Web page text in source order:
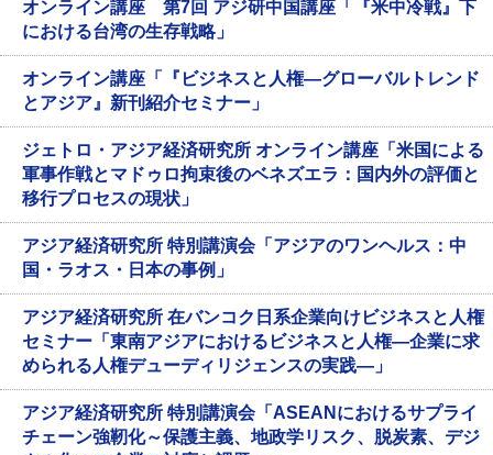
オンライン講座 第7回 アジ研中国講座「『米中冷戦』下
における台湾の生存戦略」
オンライン講座「『ビジネスと人権―グローバルトレンド
とアジア』新刊紹介セミナー」
ジェトロ・アジア経済研究所 オンライン講座「米国による
軍事作戦とマドゥロ拘束後のベネズエラ：国内外の評価と
移行プロセスの現状」
アジア経済研究所 特別講演会「アジアのワンヘルス：中
国・ラオス・日本の事例」
アジア経済研究所 在バンコク日系企業向けビジネスと人権
セミナー「東南アジアにおけるビジネスと人権―企業に求
められる人権デューディリジェンスの実践―」
アジア経済研究所 特別講演会「ASEANにおけるサプライ
チェーン強靭化～保護主義、地政学リスク、脱炭素、デジ